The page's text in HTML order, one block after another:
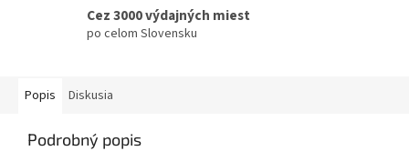
Cez 3000 výdajných miest
po celom Slovensku
Popis Diskusia
Podrobný popis